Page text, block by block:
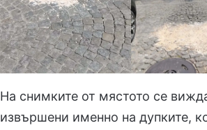
На снимките от мястото се
извършени именно на дупките,